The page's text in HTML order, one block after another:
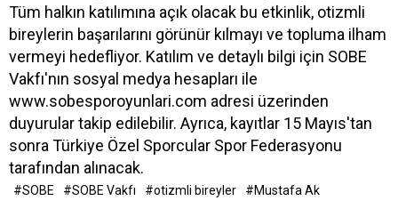
Tüm halkın katılımına açık olacak bu etkinlik, otizmli
bireylerin başarılarını görünür kılmayı ve topluma ilham
vermeyi hedefliyor. Katılım ve detaylı bilgi için SOBE
Vakfı'nın sosyal medya hesapları ile
www.sobesporoyunlari.com adresi üzerinden
duyurular takip edilebilir. Ayrıca, kayıtlar 15 Mayıs'tan
sonra Türkiye Özel Sporcular Spor Federasyonu
tarafından alınacak.
#SOBE #SOBE Vakfı #otizmli bireyler
#Mustafa Ak